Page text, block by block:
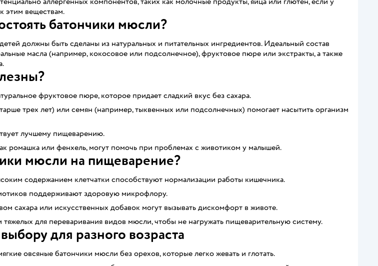
этим веществам.
батончики мюсли?
должны быть сделаны из натуральных и питательных ингредиентов. Идеальный состав
масла (например, кокосовое или подсолнечное), фруктовое пюре или экстракты, а также
фруктовое пюре, которое придает сладкий вкус без сахара.
трех лет) или семян (например, тыквенных или подсолнечных) помогает насытить организм
лучшему пищеварению.
ромашка или фенхель, могут помочь при проблемах с животиком у малышей.
мюсли на пищеварение?
содержанием клетчатки способствуют нормализации работы кишечника.
поддерживают здоровую микрофлору.
сахара или искусственных добавок могут вызывать дискомфорт в животе.
для переваривания видов мюсли, чтобы не нагружать пищеварительную систему.
для разного возраста
овсяные батончики мюсли без орехов, которые легко жевать и глотать.